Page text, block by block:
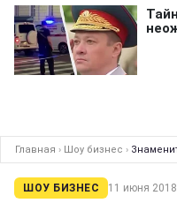
Главная › Шоу бизнес ›
ШОУ БИЗНЕС 11 июня 2018